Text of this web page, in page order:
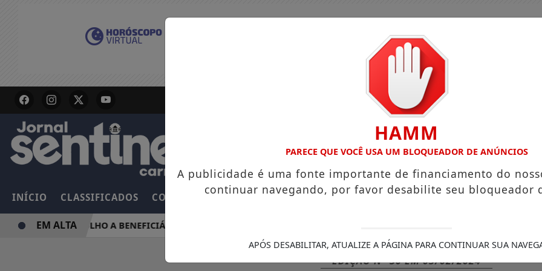
INÍCIO CLASSIFICADOS COLUNAS EMPREGOS GUIA COMERCIAL EDIÇÕES NOTÍCIAS
FAMÍLIA DE JULHO A BENEFICIÁRIOS COM NIS DE FINAL 9
EM ALTA
EDIÇÃO N° 30EM05/02/2024
HAMM
PARECE QUE VOCÊ USA UM BLOQUEADOR DE ANÚNCIOS
A publicidade é uma fonte importante de financiamento do
continuar navegando, por favor desabilite seu bloqueador
APÓS DESABILITAR, ATUALIZE A PÁGINA PARA CONTINUAR SUA